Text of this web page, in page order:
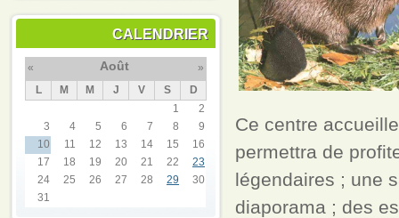
CALENDRIER
« Août
»
L
M M J V S
D
1
2
3
4 5 6 7 8
9
10
11 12 13 14 15
16
17
18 19 20 21 22
23
24
25 26 27 28 29
30
31
Ce centre
permettra de
légendaires ; une
diaporama ; des